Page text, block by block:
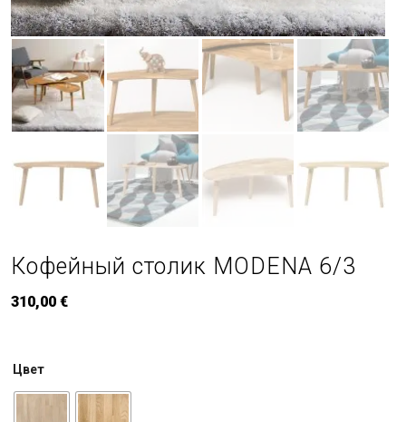
Кофейный столик MODENA 6/3
310,00 €
Цвет